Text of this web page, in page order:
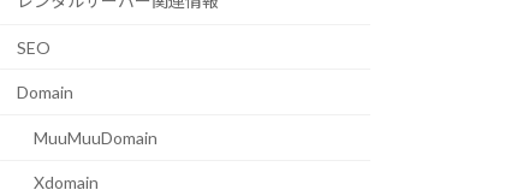
SEO
Domain
MuuMuuDomain
Xdomain